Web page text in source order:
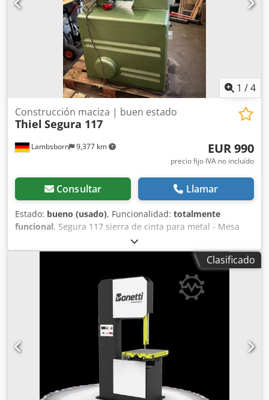
1 /4
Lambsborn 9,377 km
Construcción maciza | buen estado
Thiel Segura 117
EUR 990
precio fijo IVA no incluído
Consultar Llamar
Estado: bueno (usado), Funcionalidad: totalmente
funcional, Segura 117 sierra de cinta para metal - Mesa
inclinable - Con dispositivo de soldadura de hojas de
sierra de cinta Ideal - Diseño muy robusto - Regulación de
velocidad Dkodpfx Aoygmztjdlor Debido a la antigüedad de
la máquina usada, se excluye la garantía en la venta a
Clasificado